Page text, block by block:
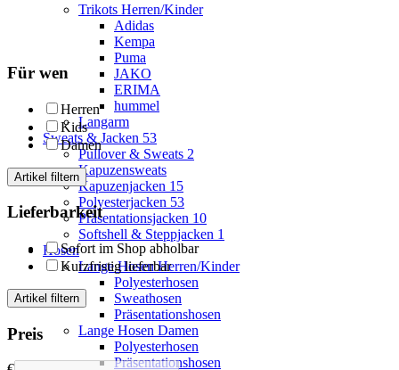
Trikots Herren/Kinder
Adidas
Kempa
Puma
JAKO
ERIMA
hummel
Langarm
Sweats & Jacken 53
Pullover & Sweats 2
Kapuzensweats
Kapuzenjacken 15
Polyesterjacken 53
Präsentationsjacken 10
Softshell & Steppjacken 1
Hosen
Lange Hosen Herren/Kinder
Polyesterhosen
Sweathosen
Präsentationshosen
Lange Hosen Damen
Polyesterhosen
Präsentationshosen
Für wen
Herren
Kids
Damen
Artikel filtern
Lieferbarkeit
Sofort im Shop abholbar
Kurzfristig lieferbar
Artikel filtern
Preis